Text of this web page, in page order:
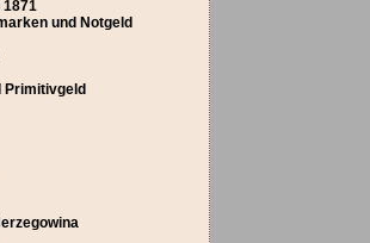
1871
und Notgeld
Primitivgeld